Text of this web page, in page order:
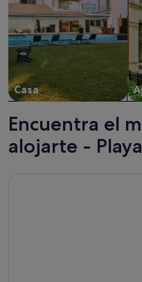
Casa
Encuentra el
alojarte -
Más información sobre